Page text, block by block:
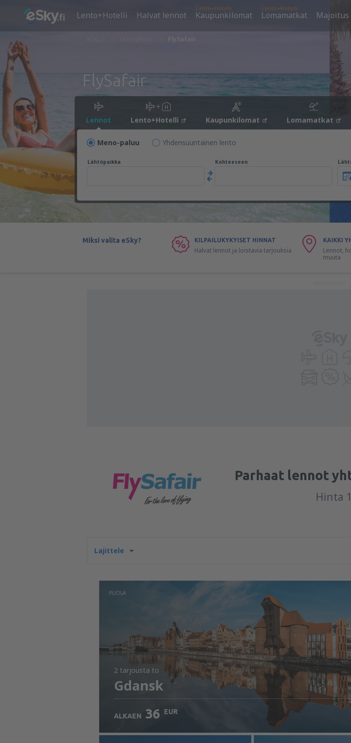
Lento+Hotelli Halvat lennot
Lento+Hotelli
Kaupunkilomat
Lento+Hotelli
Lomamatkat Majoitus
FlySafair
Lennot Lento+Hotelli Kaupunkilomat Lomamatkat
Meno-paluu Yhdensuuntainen lento
Lähtöpaikka Kohteeseen
Miksi valita eSky? KILPAILUKYKYISET HINNAT
Halvat lennot ja loistavia tarjouksia
KAIKKI
Lennot,
muuta
Parhaat lennot
Hinta
Lajittele
PUOLA
2 tarjousta to
Gdansk
ALKAEN 36 EUR